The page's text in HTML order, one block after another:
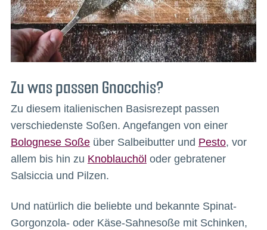
Zu was passen Gnocchis?
Zu diesem italienischen Basisrezept passen
verschiedenste Soßen. Angefangen von einer
Bolognese Soßeüber Salbeibutter und Pesto, vor
allem bis hin zu Knoblauchöl oder gebratener
Salsiccia und Pilzen.
Und natürlich die beliebte und bekannte Spinat-
Gorgonzola- oder Käse-Sahnesoße mit Schinken,